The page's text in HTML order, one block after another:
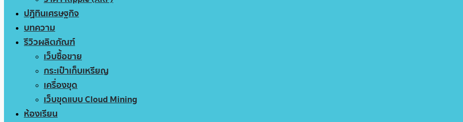
ปฏิทินเศรษฐกิจ
บทความ
รีวิวผลิตภัณฑ์
เว็บซื้อขาย
กระเป๋าเก็บเหรียญ
เครื่องขุด
เว็บขุดแบบ Cloud Mining
ห้องเรียน